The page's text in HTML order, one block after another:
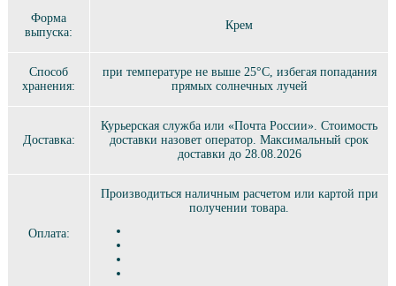
Форма
выпуска:
Крем
Способ
хранения:
при температуре не выше 25°C, избегая попадания
прямых солнечных лучей
Доставка:
Курьерская служба или «Почта России». Стоимость
доставки назовет оператор. Максимальный срок
доставки до 28.08.2026
Оплата:
Производиться наличным расчетом или картой при
получении товара.